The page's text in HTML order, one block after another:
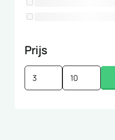
Prijs
Min.
Max.